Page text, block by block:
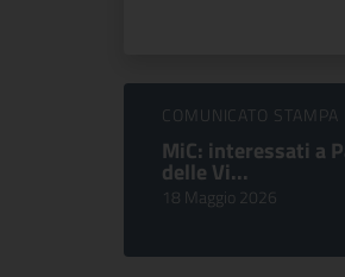
Sfoglia
COMUNICATO
MiC: interessati a
delle Vi...
18 Maggio 2026